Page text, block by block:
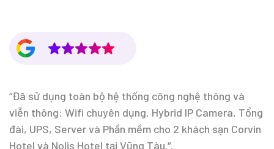
“Đã sử dụng toàn bộ hệ thống công nghệ thông và
viễn thông: Wifi chuyên dụng, Hybrid IP Camera, Tổng
đài, UPS, Server và Phần mềm cho 2 khách sạn Corvin
Hotel và Nolis Hotel tại Vũng Tàu.“.